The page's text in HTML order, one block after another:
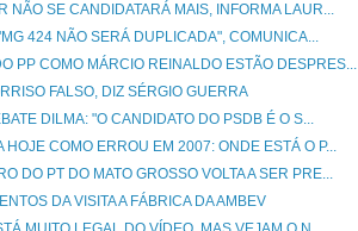
NÃO SE CANDIDATARÁ MAIS, INFORMA LAUR...
424 NÃO SERÁ DUPLICADA", COMUNICA...
PP COMO MÁRCIO REINALDO ESTÃO DESPRES...
FALSO, DIZ SÉRGIO GUERRA
DILMA: "O CANDIDATO DO PSDB É O S...
HOJE COMO ERROU EM 2007: ONDE ESTÁ O P...
DO PT DO MATO GROSSO VOLTA A SER PRE...
DA VISITA A FÁBRICA DA AMBEV